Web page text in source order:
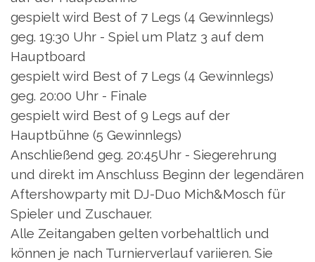
gespielt wird Best of 7 Legs (4 Gewinnlegs)
geg. 19:30 Uhr - Spiel um Platz 3 auf dem
Hauptboard
gespielt wird Best of 7 Legs (4 Gewinnlegs)
geg. 20:00 Uhr - Finale
gespielt wird Best of 9 Legs auf der
Hauptbühne (5 Gewinnlegs)
Anschließend geg. 20:45Uhr - Siegerehrung
und direkt im Anschluss Beginn der legendären
Aftershowparty mit DJ-Duo Mich&Mosch für
Spieler und Zuschauer.
Alle Zeitangaben gelten vorbehaltlich und
können je nach Turnierverlauf variieren. Sie